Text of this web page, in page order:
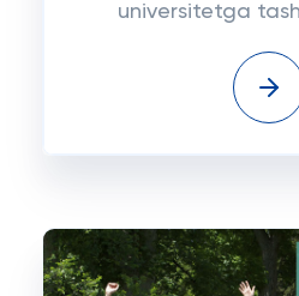
universitetga